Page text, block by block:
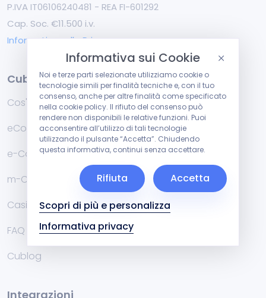
P.IVA IT06106240481 - REA FI-601292
Cap. Soc. €11.500 i.v.
Informativa sulla Privacy
Cuborio
Cos'è Cuborio
eCommerce Multi-Vendor
e-Commerce B2B & B2C
m-Commerce
Casi di Studio
FAQ
Cublog
Integrazioni
Informativa sui Cookie
Noi e terze parti selezionate utilizziamo cookie o
tecnologie simili per finalità tecniche e, con il tuo
consenso, anche per altre finalità come specificato
nella cookie policy. Il rifiuto del consenso può
rendere non disponibili le relative funzioni. Puoi
acconsentire all’utilizzo di tali tecnologie
utilizzando il pulsante “Accetta”. Chiudendo
questa informativa, continui senza accettare.
Scopri di più e personalizza
Informativa privacy
Rifiuta Accetta